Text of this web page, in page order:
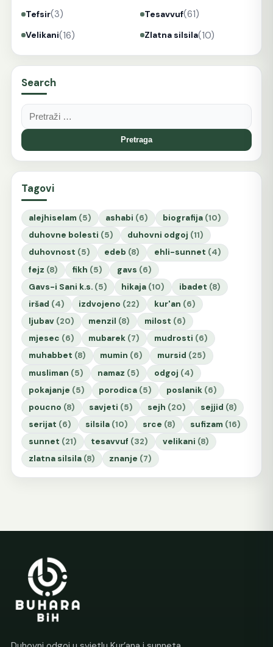
Tefsir(3) Tesavvuf(61)
Velikani(16) Zlatna silsila(10)
Search
Pretraga:
Tagovi
alejhiselam (5) ashabi (6) biografija (10)
duhovne bolesti (5) duhovni odgoj (11)
duhovnost (5) edeb (8) ehli-sunnet (4)
fejz (8) fikh (5) gavs (6)
Gavs-i Sani k.s. (5) hikaja (10) ibadet (8)
iršad (4) izdvojeno (22) kur'an (6)
ljubav (20) menzil (8) milost (6)
mjesec (6) mubarek (7) mudrosti (6)
muhabbet (8) mumin (6) mursid (25)
musliman (5) namaz (5) odgoj (4)
pokajanje (5) porodica (5) poslanik (6)
poucno (8) savjeti (5) sejh (20) sejjid (8)
serijat (6) silsila (10) srce (8) sufizam (16)
sunnet (21) tesavvuf (32) velikani (8)
zlatna silsila (8) znanje (7)